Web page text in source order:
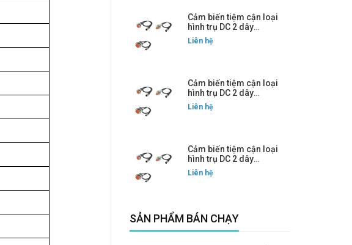
Cảm biến tiệm cận loại
hình trụ DC 2 dây
PRWT08-2DC
Liên hệ
Cảm biến tiệm cận loại
hình trụ DC 2 dây
PRWT08-2DO
Liên hệ
Cảm biến tiệm cận loại
hình trụ DC 2 dây
PRWT08-1.5DC
Liên hệ
SẢN PHẨM BÁN CHẠY